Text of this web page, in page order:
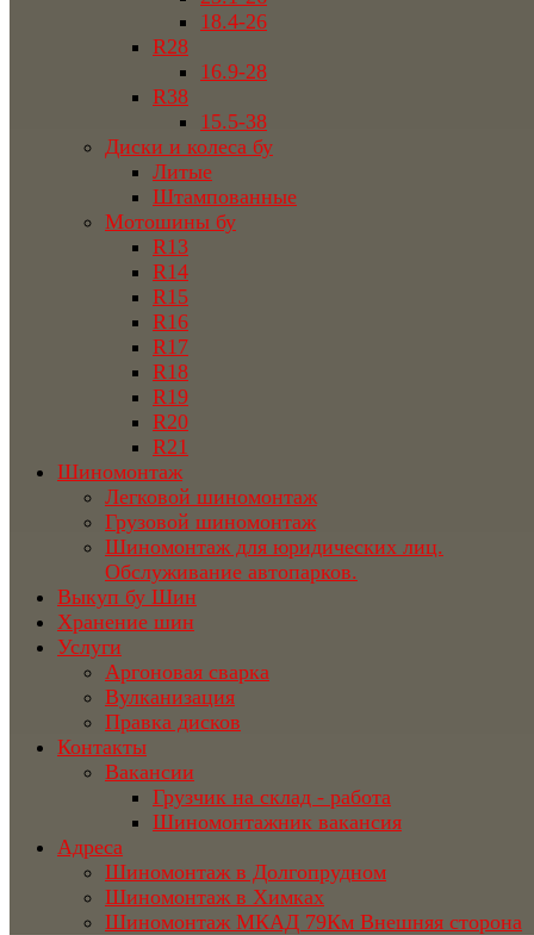
18.4-26
R28
16.9-28
R38
15.5-38
Диски и колеса бу
Литые
Штампованные
Мотошины бу
R13
R14
R15
R16
R17
R18
R19
R20
R21
Шиномонтаж
Легковой шиномонтаж
Грузовой шиномонтаж
Шиномонтаж для юридических лиц.
Обслуживание автопарков.
Выкуп бу Шин
Хранение шин
Услуги
Аргоновая сварка
Вулканизация
Правка дисков
Контакты
Вакансии
Грузчик на склад - работа
Шиномонтажник вакансия
Адреса
Шиномонтаж в Долгопрудном
Шиномонтаж в Химках
Шиномонтаж МКАД 79Км Внешняя сторона